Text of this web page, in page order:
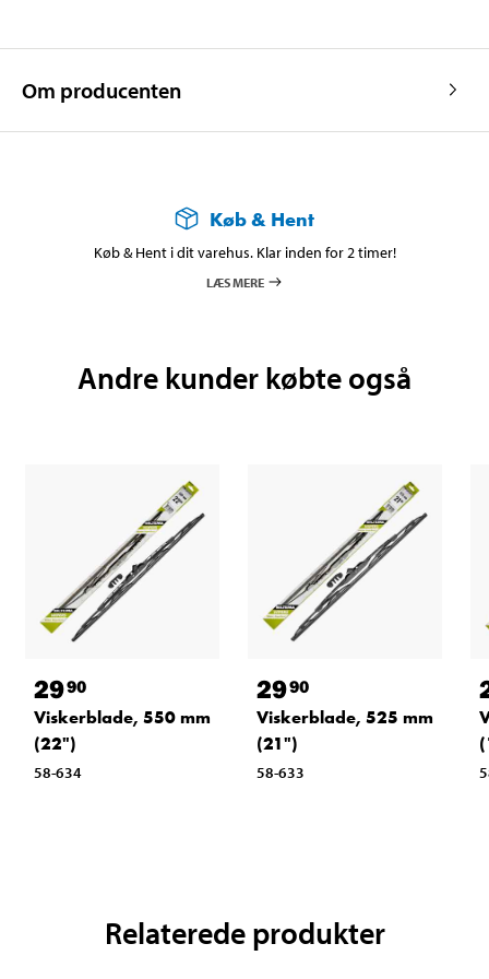
Om producenten
Køb & Hent
Køb & Hent i dit varehus. Klar inden for 2 timer!
LÆS MERE
Andre kunder købte også
2990
Viskerblade, 550 mm
(22")
58-634
2990
Viskerblade, 525 mm
(21")
58-633
Relaterede produkter